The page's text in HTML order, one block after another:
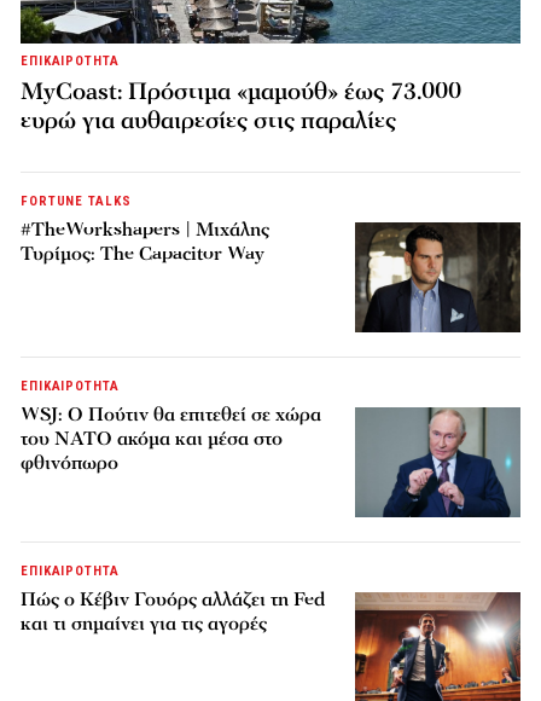
ΕΠΙΚΑΙΡΟΤΗΤΑ
MyCoast: Πρόστιμα «μαμούθ» έως 73.000
ευρώ για αυθαιρεσίες στις παραλίες
FORTUNE TALKS
#TheWorkshapers | Μιχάλης
Τυρίμος: The Capacitor Way
ΕΠΙΚΑΙΡΟΤΗΤΑ
WSJ: Ο Πούτιν θα επιτεθεί σε χώρα
του ΝΑΤΟ ακόμα και μέσα στο
φθινόπωρο
ΕΠΙΚΑΙΡΟΤΗΤΑ
Πώς ο Κέβιν Γουόρς αλλάζει τη Fed
και τι σημαίνει για τις αγορές